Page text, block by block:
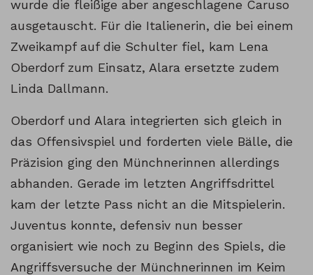
wurde die fleißige aber angeschlagene Caruso
ausgetauscht. Für die Italienerin, die bei einem
Zweikampf auf die Schulter fiel, kam Lena
Oberdorf zum Einsatz, Alara ersetzte zudem
Linda Dallmann.
Oberdorf und Alara integrierten sich gleich in
das Offensivspiel und forderten viele Bälle, die
Präzision ging den Münchnerinnen allerdings
abhanden. Gerade im letzten Angriffsdrittel
kam der letzte Pass nicht an die Mitspielerin.
Juventus konnte, defensiv nun besser
organisiert wie noch zu Beginn des Spiels, die
Angriffsversuche der Münchnerinnen im Keim